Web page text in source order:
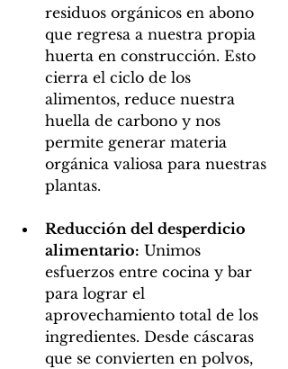
residuos orgánicos en abono
que regresa a nuestra propia
huerta en construcción. Esto
cierra el ciclo de los
alimentos, reduce nuestra
huella de carbono y nos
permite generar materia
orgánica valiosa para nuestras
plantas.
Reducción del desperdicio
alimentario: Unimos
esfuerzos entre cocina y bar
para lograr el
aprovechamiento total de los
ingredientes. Desde cáscaras
que se convierten en polvos,